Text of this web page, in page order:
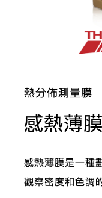
熱分佈測量膜
感熱薄膜
感熱薄膜是一種
觀察密度和色調